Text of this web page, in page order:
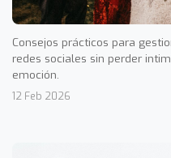
Consejos prácticos para
redes sociales sin perder
emoción.
12 Feb 2026